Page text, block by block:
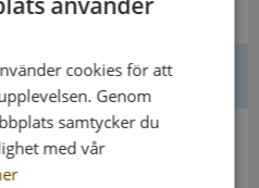
cookies för att
Genom
samtycker du
med vår